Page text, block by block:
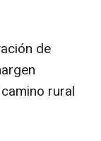
de
rural